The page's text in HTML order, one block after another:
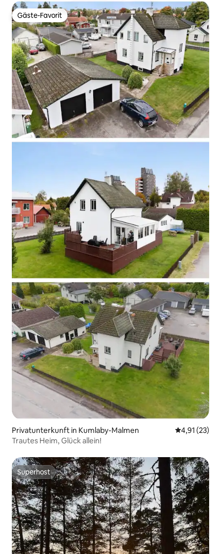
Gäste-Favorit
Gäste-Favorit
Privatunterkunft in Kumlaby-Malmen
4,91 (23)
Trautes Heim, Glück allein!
Superhost
Superhost